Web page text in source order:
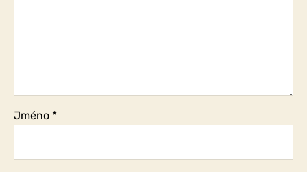
Jméno *